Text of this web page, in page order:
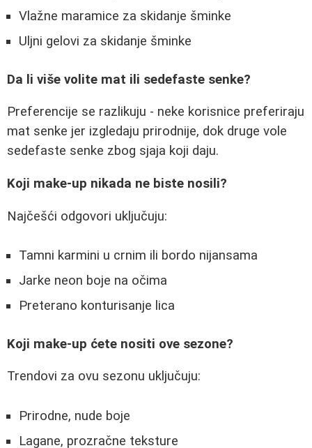
Vlažne maramice za skidanje šminke
Uljni gelovi za skidanje šminke
Da li više volite mat ili sedefaste senke?
Preferencije se razlikuju - neke korisnice preferiraju
mat senke jer izgledaju prirodnije, dok druge vole
sedefaste senke zbog sjaja koji daju.
Koji make-up nikada ne biste nosili?
Najčešći odgovori uključuju:
Tamni karmini u crnim ili bordo nijansama
Jarke neon boje na očima
Preterano konturisanje lica
Koji make-up ćete nositi ove sezone?
Trendovi za ovu sezonu uključuju:
Prirodne, nude boje
Lagane, prozračne teksture